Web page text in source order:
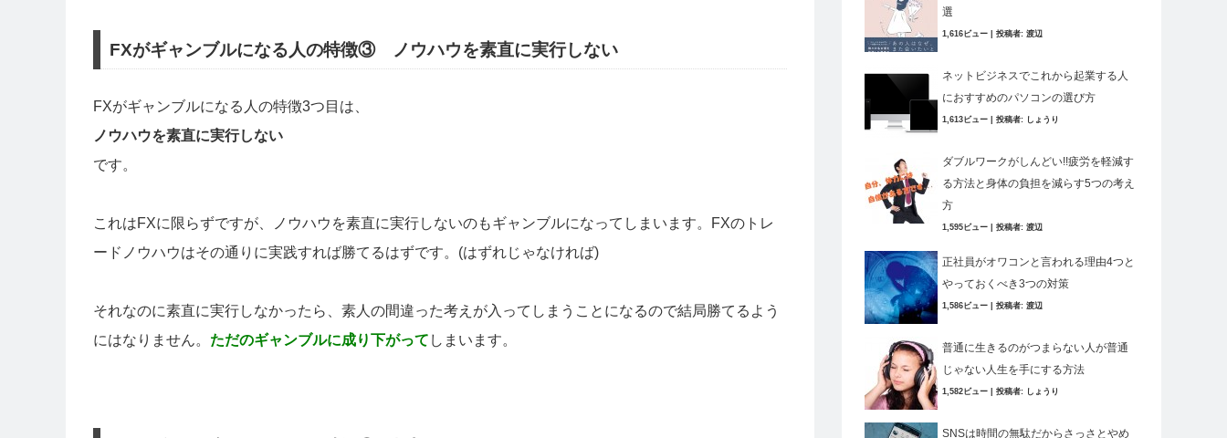
FXがギャンブルになる人の特徴③ ノウハウを素直に実行しない
FXがギャンブルになる人の特徴3つ目は、
ノウハウを素直に実行しない
です。
これはFXに限らずですが、ノウハウを素直に実行しないのもギャンブルになってしまいます。FXのトレ
ードノウハウはその通りに実践すれば勝てるはずです。(はずれじゃなければ)
それなのに素直に実行しなかったら、素人の間違った考えが入ってしまうことになるので結局勝てるよう
にはなりません。 ただのギャンブルに成り下がって しまいます。
選
1,616ビュー 投稿者: 渡辺
ネットビジネスでこれから起業する人
におすすめのパソコンの選び方
1,613ビュー 投稿者: しょうり
ダブルワークがしんどい!!疲労を軽減す
る方法と身体の負担を減らす5つの考え
方
1,595ビュー 投稿者: 渡辺
正社員がオワコンと言われる理由4つと
やっておくべき3つの対策
1,586ビュー 投稿者: 渡辺
普通に生きるのがつまらない人が普通
じゃない人生を手にする方法
1,582ビュー 投稿者: しょうり
SNSは時間の無駄だからさっさとやめ